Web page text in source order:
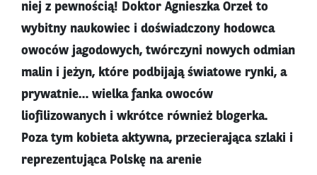
niej z pewnością! Doktor Agnieszka Orzeł to
wybitny naukowiec i doświadczony hodowca
owoców jagodowych, twórczyni nowych odmian
malin i jeżyn, które podbijają światowe rynki, a
prywatnie… wielka fanka owoców
liofilizowanych i wkrótce również blogerka.
Poza tym kobieta aktywna, przecierająca szlaki i
reprezentująca Polskę na arenie